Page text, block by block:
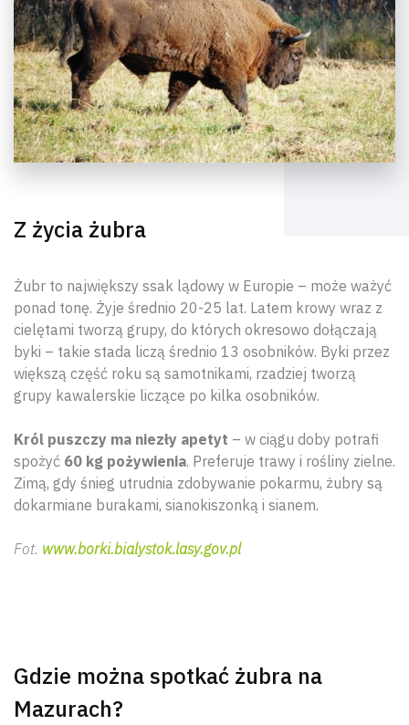
Z życia żubra
Żubr to największy ssak lądowy w Europie – może ważyć
ponad tonę. Żyje średnio 20-25 lat. Latem krowy wraz z
cielętami tworzą grupy, do których okresowo dołączają
byki – takie stada liczą średnio 13 osobników. Byki przez
większą część roku są samotnikami, rzadziej tworzą
grupy kawalerskie liczące po kilka osobników.
Król puszczy ma niezły apetyt – w ciągu doby potrafi
spożyć 60 kg pożywienia. Preferuje trawy i rośliny zielne.
Zimą, gdy śnieg utrudnia zdobywanie pokarmu, żubry są
dokarmiane burakami, sianokiszonką i sianem.
Fot. www.borki.bialystok.lasy.gov.pl
Gdzie można spotkać żubra na
Mazurach?